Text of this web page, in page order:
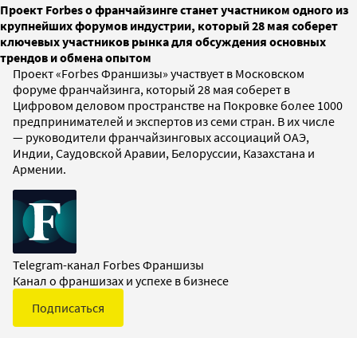
Проект Forbes о франчайзинге станет участником одного из
крупнейших форумов индустрии, который 28 мая соберет
ключевых участников рынка для обсуждения основных
трендов и обмена опытом
Проект «Forbes Франшизы» участвует в Московском
форуме франчайзинга, который 28 мая соберет в
Цифровом деловом пространстве на Покровке более 1000
предпринимателей и экспертов из семи стран. В их числе
— руководители франчайзинговых ассоциаций ОАЭ,
Индии, Саудовской Аравии, Белоруссии, Казахстана и
Армении.
Telegram-канал Forbes Франшизы
Канал о франшизах и успехе в бизнесе
Подписаться